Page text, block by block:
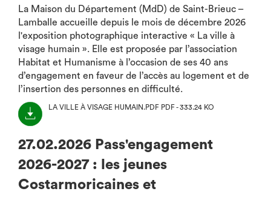
La Maison du Département (MdD) de Saint-Brieuc –
Lamballe accueille depuis le mois de décembre 2026
l'exposition photographique interactive « La ville à
visage humain ». Elle est proposée par l’association
Habitat et Humanisme à l’occasion de ses 40 ans
d’engagement en faveur de l’accès au logement et de
l’insertion des personnes en difficulté.
LA VILLE À VISAGE HUMAIN.PDF PDF - 333.24 KO
27.02.2026 Pass'engagement
2026-2027 : les jeunes
Costarmoricaines et